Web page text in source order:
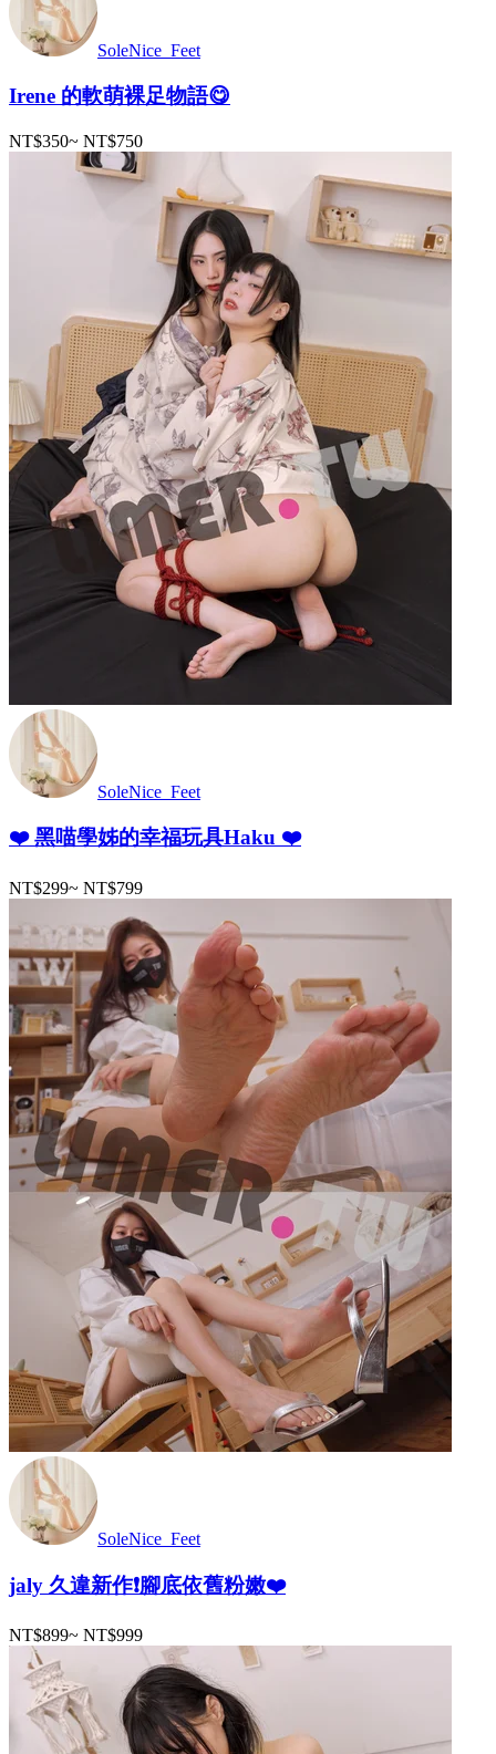
SoleNice_Feet
Irene 的軟萌裸足物語😋
NT$350~ NT$750
SoleNice_Feet
❤️ 黑喵學姊的幸福玩具Haku ❤️
NT$299~ NT$799
SoleNice_Feet
jaly 久違新作❗️腳底依舊粉嫩❤️
NT$899~ NT$999